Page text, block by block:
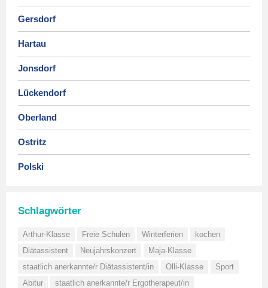
Gersdorf
Hartau
Jonsdorf
Lückendorf
Oberland
Ostritz
Polski
Schlagwörter
Arthur-Klasse Freie Schulen Winterferien
kochen
Diätassistent
Neujahrskonzert
Maja-Klasse
staatlich anerkannte/r Diätassistent/in
Olli-Klasse
Sport
Abitur
staatlich anerkannte/r Ergotherapeut/in